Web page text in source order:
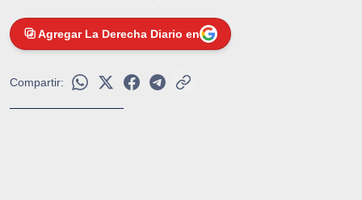
Agregar La Derecha Diario en
Compartir: